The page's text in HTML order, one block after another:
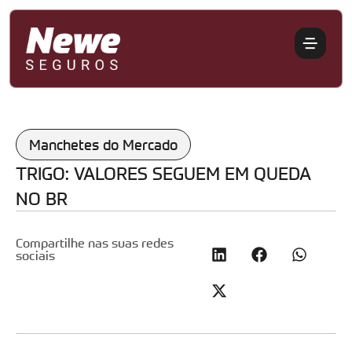
Manchetes do Mercado
TRIGO: VALORES SEGUEM EM QUEDA
NO BR
Compartilhe nas suas redes
sociais